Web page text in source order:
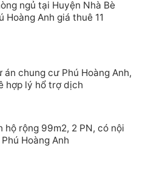
ngủ tại Huyện Nhà Bè
Anh giá thuê 11
chung cư Phú Hoàng Anh,
hợp lý hổ trợ dịch
hộ rộng 99m2, 2 PN, có nội
Hoàng Anh